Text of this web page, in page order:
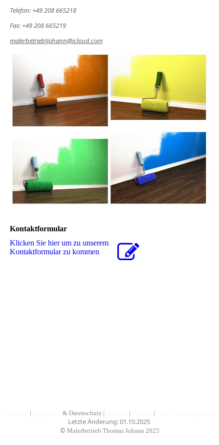
Telefon: +49 208 665218
Fax: +49 208 665219
malerbetriebtjohann@icloud.com
Kontaktformular
Klicken Sie hier um zu unserem
Kon­takt­for­mu­lar zu kommen
| & Datenschutz | | |
Letzte Änderung: 01.10.2025
© Malerbetrieb Thomas Johann 2025